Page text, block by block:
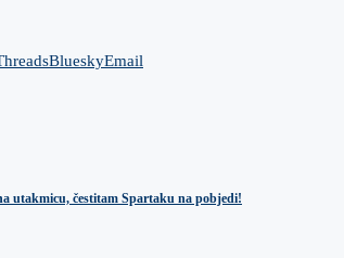
BlueskyEmail
utakmicu, čestitam Spartaku na pobjedi!